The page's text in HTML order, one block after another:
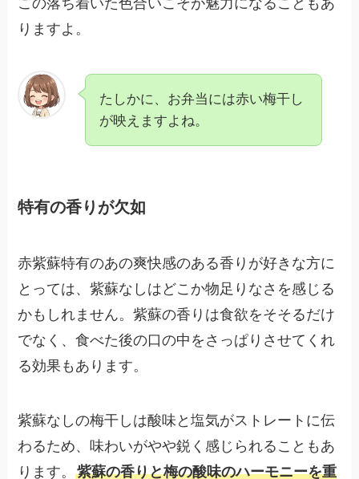
この落ち着いた色合いこそが魅力になることもあ
りますよ。
たしかに、お弁当には赤い梅干し
が映えますよね。
特有の香りが欠如
赤紫蘇特有のあの爽快感のある香りが好きな方に
とっては、紫蘇なしはどこか物足りなさを感じる
かもしれません。紫蘇の香りは食欲をそそるだけ
でなく、食べた後の口の中をさっぱりさせてくれ
る効果もあります。
紫蘇なしの梅干しは酸味と塩気がストレートに伝
わるため、味わいがやや鋭く感じられることもあ
ります。紫蘇の香りと梅の酸味のハーモニーを重